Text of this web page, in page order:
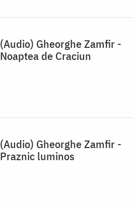
(Audio) Gheorghe Zamfir -
Noaptea de Craciun
(Audio) Gheorghe Zamfir -
Praznic luminos